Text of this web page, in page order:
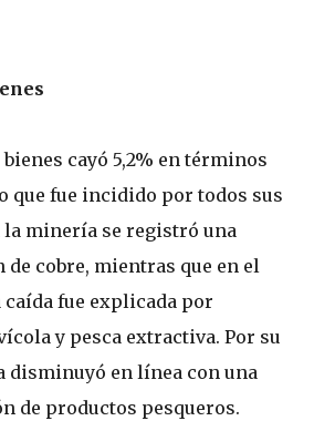
cayó 5,2% en términos
que fue incidido por todos sus
la minería se registró una
cobre, mientras que en el
caída fue explicada por
y pesca extractiva. Por su
disminuyó en línea con una
de productos pesqueros.